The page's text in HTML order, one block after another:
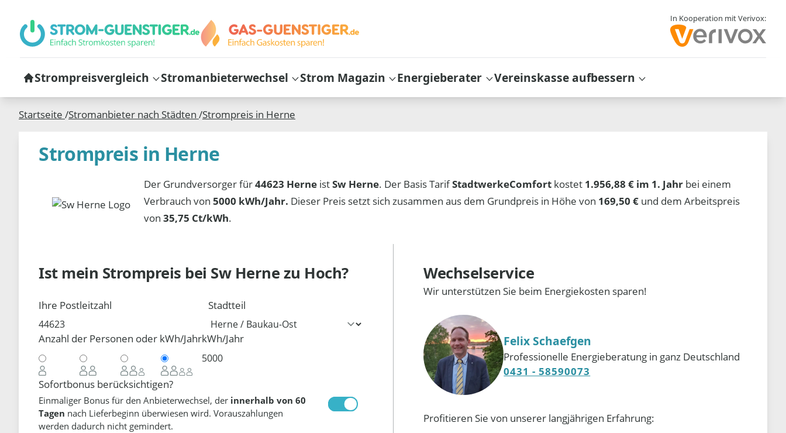
In Kooperation mit Verivox:
Strompreisvergleich Stromanbieterwechsel Strom Magazin Energieberater Vereinskasse aufbessern
Startseite /Stromanbieter nach Städten /Strompreis in Herne
Strompreis in Herne
Der Grundversorger für44623 Herne istSw Herne. Der Basis TarifStadtwerkeComfort kostet 1.956,88 € im 1. Jahr bei einem
Verbrauch von5000 kWh/Jahr. Dieser Preis setzt sich zusammen aus dem Grundpreis in Höhe von 169,50 € und dem Arbeitspreis
von35,75 Ct/kWh.
Ist mein Strompreis bei Sw Herne zu Hoch?
Ihre Postleitzahl Stadtteil
Anzahl der Personen oder kWh/JahrkWh/Jahr
Sofortbonus berücksichtigen?
Einmaliger Bonus für den Anbieterwechsel, der innerhalb von 60
Tagen nach Lieferbeginn überwiesen wird. Vorauszahlungen
werden dadurch nicht gemindert.
Wechselservice
Wir unterstützen Sie beim Energiekosten sparen!
Felix Schaefgen
Professionelle Energieberatung in ganz Deutschland
0431 - 58590073
Profitieren Sie von unserer langjährigen Erfahrung: